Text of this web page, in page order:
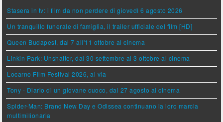
Stasera in tv: i film da non perdere di giovedì 6 agosto 2026
Un tranquillo funerale di famiglia, il trailer ufficiale del film [HD]
Queen Budapest, dal 7 all'11 ottobre al cinema
Linkin Park: Unshatter, dal 30 settembre al 3 ottobre al cinema
Locarno Film Festival 2026, al via
Tony - Diario di un giovane cuoco, dal 27 agosto al cinema
Spider-Man: Brand New Day e Odissea continuano la loro marcia
multimilionaria